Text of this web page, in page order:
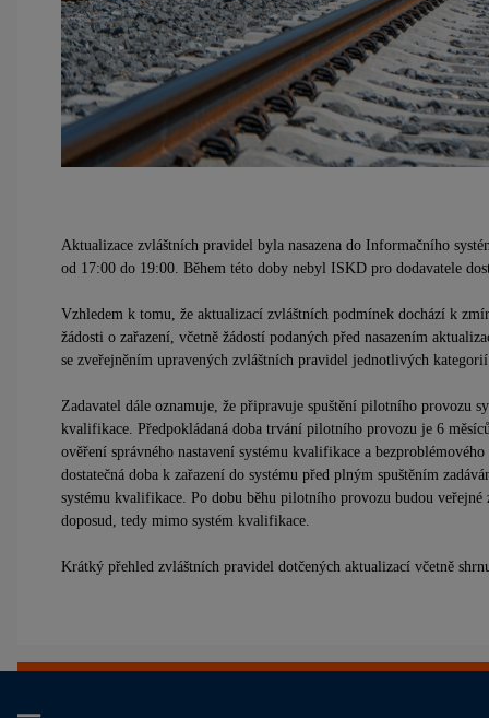
Aktualizace zvláštních pravidel byla nasazena do Informačního
od 17:00 do 19:00. Během této doby nebyl ISKD pro dodavatele
Vzhledem k tomu, že aktualizací zvláštních podmínek dochází k
žádosti o zařazení, včetně žádostí podaných před nasazením
se zveřejněním upravených zvláštních pravidel jednotlivých
Zadavatel dále oznamuje, že připravuje spuštění pilotního provozu
kvalifikace. Předpokládaná doba trvání pilotního provozu je 6
ověření správného nastavení systému kvalifikace a
dostatečná doba k zařazení do systému před plným spuštěním
systému kvalifikace. Po dobu běhu pilotního provozu budou
doposud, tedy mimo systém kvalifikace.
Krátký přehled zvláštních pravidel dotčených aktualizací včetně